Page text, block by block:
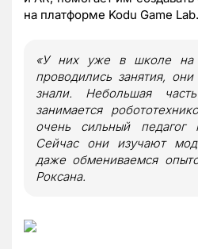
на платформе Kodu Game Lab.
«У них уже в школе на
проводились занятия,
знали. Небольшая
занимается
очень сильный педагог
Сейчас они изучают
даже обмениваемся
Роксана.